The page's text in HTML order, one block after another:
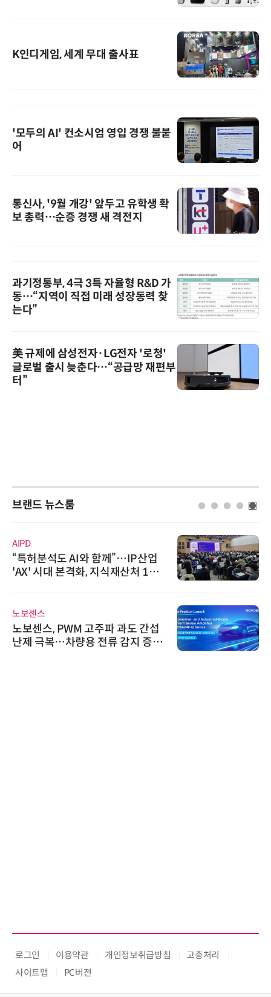
K인디게임, 세계 무대 출사표
'모두의 AI' 컨소시엄 영입 경쟁 불붙
어
통신사, '9월 개강' 앞두고 유학생 확
보 총력…순증 경쟁 새 격전지
과기정통부, 4극 3특 자율형 R&D 가
동…“지역이 직접 미래 성장동력 찾
는다”
美 규제에 삼성전자·LG전자 '로청'
글로벌 출시 늦춘다…“공급망 재편부
터”
브랜드 뉴스룸
AIPD
“특허분석도 AI와 함께”…IP산업
'AX' 시대 본격화, 지식재산처 1호
노보센스
노보센스, PWM 고주파 과도 간섭
난제 극복…차량용 전류 감지 증폭
로그인 이용약관 개인정보취급방침
고충처리
사이트맵
PC버전